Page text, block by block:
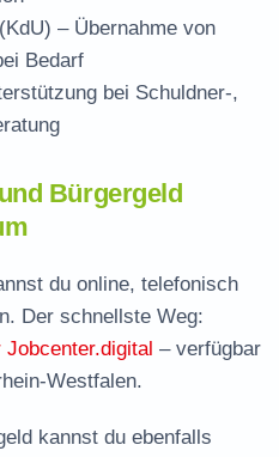
– Übernahme von
Bedarf
bei Schuldner-,
Bürgergeld
du online, telefonisch
Der schnellste Weg:
Jobcenter.digital – verfügbar
Westfalen.
kannst du ebenfalls